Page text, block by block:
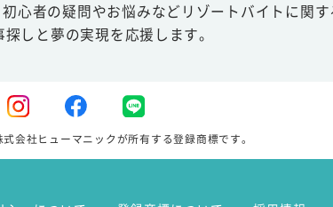
心者の疑問やお悩みなどリゾートバイトに関
しと夢の実現を応援します。
会社ヒューマニックが所有する登録商標です。